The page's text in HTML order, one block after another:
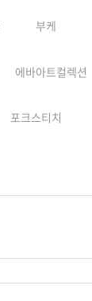
부케
에바아트컬렉션
포크스티치